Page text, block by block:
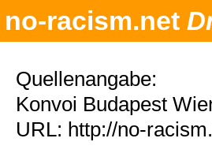
no-racism.net
Quellenangabe:
Konvoi Budapest
URL: http://no-